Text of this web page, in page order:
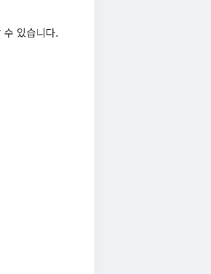
있습니다.